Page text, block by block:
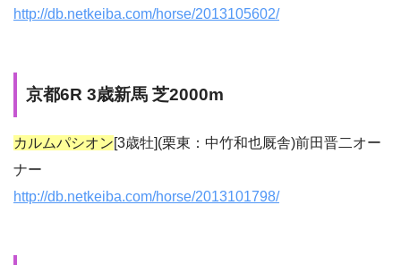
http://db.netkeiba.com/horse/2013105602/
京都6R 3歳新馬 芝2000m
カルムパシオン[3歳牡](栗東：中竹和也厩舎)前田晋二オー
ナー
http://db.netkeiba.com/horse/2013101798/